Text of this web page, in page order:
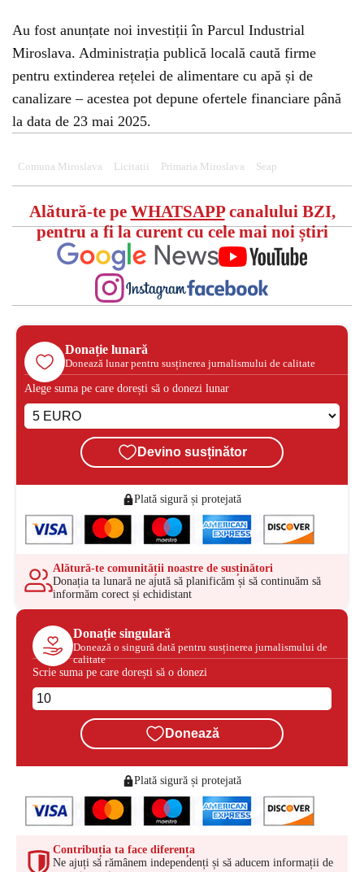
Au fost anunțate noi investiții în Parcul Industrial
Miroslava. Administrația publică locală caută firme
pentru extinderea rețelei de alimentare cu apă și de
canalizare – acestea pot depune ofertele financiare până
la data de 23 mai 2025.
Comuna Miroslava Licitatii Primaria Miroslava Seap
Alătură-te pe WHATSAPPcanalului BZI,
pentru a fi la curent cu cele mai noi știri
Donație lunară
Donează lunar pentru susținerea jurnalismului de calitate
Alege suma pe care dorești să o donezi lunar
Devino susținător
Plată sigură și protejată
Alătură-te comunității noastre de susținători
Donația ta lunară ne ajută să planificăm și să continuăm să
informăm corect și echidistant
Donație singulară
Donează o singură dată pentru susținerea jurnalismului de
calitate
Scrie suma pe care dorești să o donezi
Donează
Plată sigură și protejată
Contribuția ta face diferența
Ne ajuți să rămânem independenți și să aducem informații de